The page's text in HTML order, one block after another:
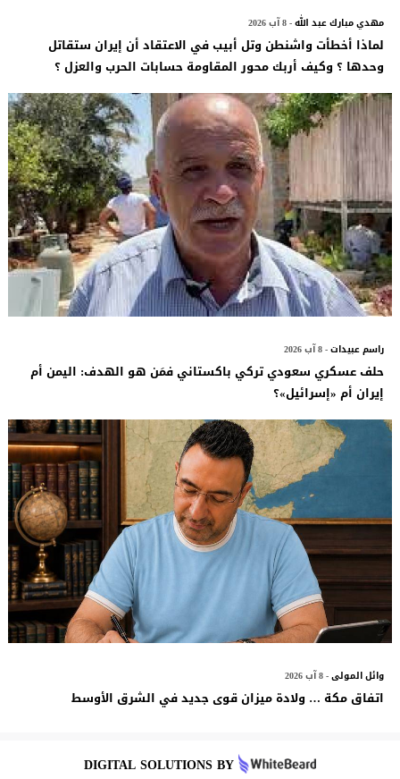
مهدي مبارك عبد الله- 8 آب 2026
لماذا أخطأت واشنطن وتل أبيب في الاعتقاد أن إيران ستقاتل
وحدها ؟ وكيف أربك محور المقاومة حسابات الحرب والعزل ؟
راسم عبيدات- 8 آب 2026
حلف عسكري سعودي تركي باكستاني فمَن هو الهدف: اليمن أم
إيران أم «إسرائيل»؟
وائل المولى- 8 آب 2026
اتفاق مكة … ولادة ميزان قوى جديد في الشرق الأوسط
DIGITAL SOLUTIONS BY